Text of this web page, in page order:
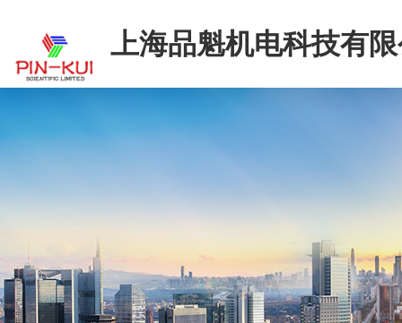
上海品魁机电科技有